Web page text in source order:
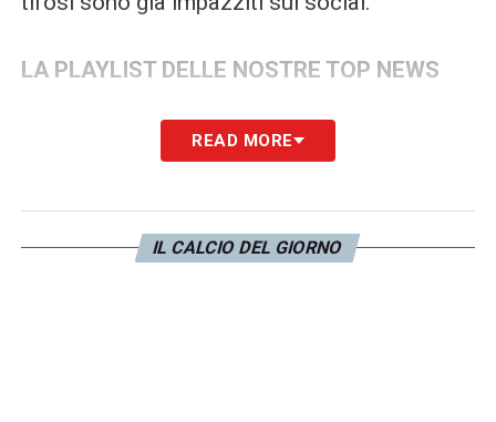
LA PLAYLIST DELLE NOSTRE TOP NEWS
READ MORE
IL CALCIO DEL GIORNO